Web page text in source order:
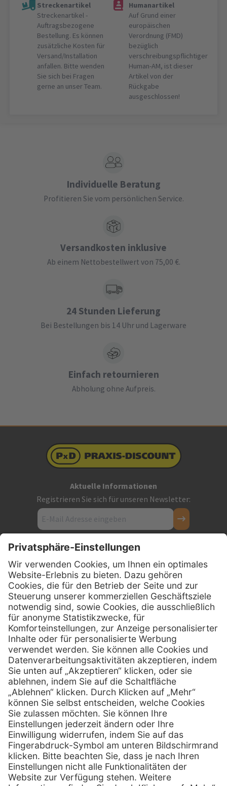
Streckenartikel
Streckenartikel -
Auftragsbezogene
Bestellung. Es können
zusätzliche Kosten für
Versand/Installation
anfallen. Bitte wenden
Sie sich bei Fragen
gerne an unser Team.
Humanartikel
Auf Grund einer
europäischen
Verordnung (FMD)
bezüglich
verschreibungspflichtiger
Human-AM, ist dieser
Artikel von der
Rückgabe
ausgeschlossen!
Individuelle Beratung
Profitieren Sie vom persönlichen Service.
Versandkosten inklusive
Ab einem Nettobestellwert von 75,00 €.
24 Stunden Lieferung
Bei Bestellungen bis 14 Uhr und Lagerware
Einfach retournieren
Abholung ohne Aufpreis.
Aktuelle Informationen
Registrieren Sie sich für unseren Newsletter:
Kontakt
Firmensitz
PxD Praxis-Discount GmbH
Hans-Wunderlich-Straße 7
D-49078 Osnabrück
Telefon: 0800 - 600 66 30
Telefon:0800 - 07 01 96
E-Mail:info @ praxis-discount.de
Services
Serviceversprechen
Sprechstundenbedarf
Retoure anmelden
Hilfe
FAQs
Kontakt
Lob & Kritik
Zertifikat Rechtliches
Impressum